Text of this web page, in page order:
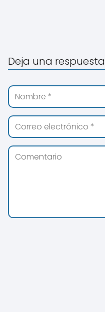
Deja una respuesta